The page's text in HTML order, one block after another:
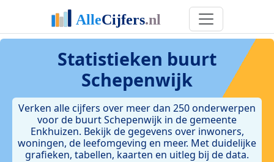
Statistieken buurt
Schepenwijk
Verken alle cijfers over meer dan 250 onderwerpen
voor de buurt Schepenwijk in de gemeente
Enkhuizen. Bekijk de gegevens over inwoners,
woningen, de leefomgeving en meer. Met duidelijke
grafieken, tabellen, kaarten en uitleg bij de data.